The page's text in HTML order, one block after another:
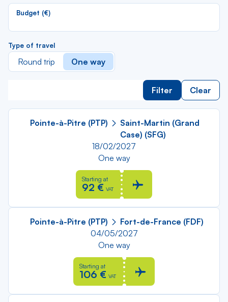
Budget (€)
Type of travel
Round trip One way
Filter Clear
Pointe-à-Pitre (PTP)
Saint-Martin (Grand
Case) (SFG)
18/02/2027
One way
Starting at
92 € VAT
Pointe-à-Pitre (PTP)
Fort-de-France (FDF)
04/05/2027
One way
Starting at
106 € VAT